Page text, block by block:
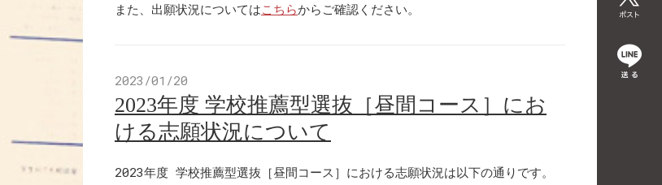
また、出願状況についてはこちらからご確認ください。
2023/01/20
2023年度 学校推薦型選抜［昼間コース］にお
ける志願状況について
2023年度 学校推薦型選抜［昼間コース］における志願状況は以下の通りです。